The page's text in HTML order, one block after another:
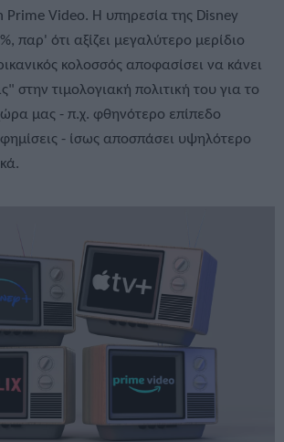
Prime Video. H υπηρεσία της Disney
παρ' ότι αξίζει μεγαλύτερο μερίδιο
κολοσσός αποφασίσει να κάνει
στην τιμολογιακή πολιτική του για το
μας - π.χ. φθηνότερο επίπεδο
- ίσως αποσπάσει υψηλότερο